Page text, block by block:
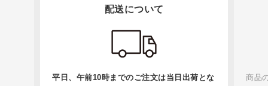
配送について
平日、午前10時までのご注文は当日出荷とな
商品